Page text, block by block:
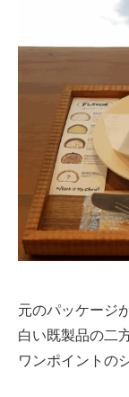
元のパッケージ
白い既製品の二
ワンポイントの